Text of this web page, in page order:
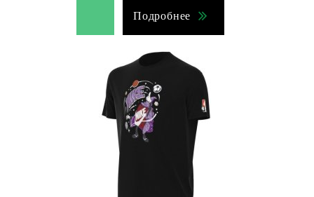
Подробнее